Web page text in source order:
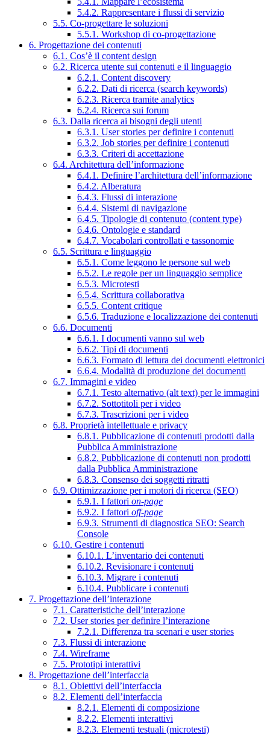
5.4.2. Rappresentare i flussi di servizio
5.5. Co-progettare le soluzioni
5.5.1. Workshop di co-progettazione
6. Progettazione dei contenuti
6.1. Cos’è il content design
6.2. Ricerca utente sui contenuti e il linguaggio
6.2.1. Content discovery
6.2.2. Dati di ricerca (search keywords)
6.2.3. Ricerca tramite analytics
6.2.4. Ricerca sui forum
6.3. Dalla ricerca ai bisogni degli utenti
6.3.1. User stories per definire i contenuti
6.3.2. Job stories per definire i contenuti
6.3.3. Criteri di accettazione
6.4. Architettura dell’informazione
6.4.1. Definire l’architettura dell’informazione
6.4.2. Alberatura
6.4.3. Flussi di interazione
6.4.4. Sistemi di navigazione
6.4.5. Tipologie di contenuto (content type)
6.4.6. Ontologie e standard
6.4.7. Vocabolari controllati e tassonomie
6.5. Scrittura e linguaggio
6.5.1. Come leggono le persone sul web
6.5.2. Le regole per un linguaggio semplice
6.5.3. Microtesti
6.5.4. Scrittura collaborativa
6.5.5. Content critique
6.5.6. Traduzione e localizzazione dei contenuti
6.6. Documenti
6.6.1. I documenti vanno sul web
6.6.2. Tipi di documenti
6.6.3. Formato di lettura dei documenti elettronici
6.6.4. Modalità di produzione dei documenti
6.7. Immagini e video
6.7.1. Testo alternativo (alt text) per le immagini
6.7.2. Sottotitoli per i video
6.7.3. Trascrizioni per i video
6.8. Proprietà intellettuale e privacy
6.8.1. Pubblicazione di contenuti prodotti dalla
Pubblica Amministrazione
6.8.2. Pubblicazione di contenuti non prodotti
dalla Pubblica Amministrazione
6.8.3. Consenso dei soggetti ritratti
6.9. Ottimizzazione per i motori di ricerca (SEO)
6.9.1. I fattori on-page
6.9.2. I fattori off-page
6.9.3. Strumenti di diagnostica SEO: Search
Console
6.10. Gestire i contenuti
6.10.1. L’inventario dei contenuti
6.10.2. Revisionare i contenuti
6.10.3. Migrare i contenuti
6.10.4. Pubblicare i contenuti
7. Progettazione dell’interazione
7.1. Caratteristiche dell’interazione
7.2. User stories per definire l’interazione
7.2.1. Differenza tra scenari e user stories
7.3. Flussi di interazione
7.4. Wireframe
7.5. Prototipi interattivi
8. Progettazione dell’interfaccia
8.1. Obiettivi dell’interfaccia
8.2. Elementi dell’interfaccia
8.2.1. Elementi di composizione
8.2.2. Elementi interattivi
8.2.3. Elementi testuali (microtesti)